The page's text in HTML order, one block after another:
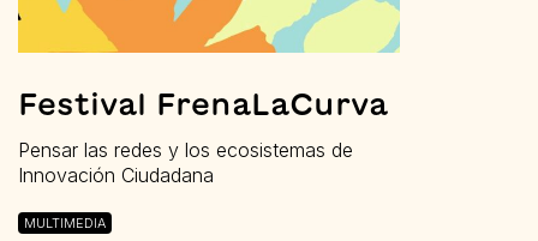
Festival FrenaLaCurva
Pensar las redes y los ecosistemas de
Innovación Ciudadana
MULTIMEDIA